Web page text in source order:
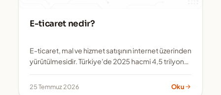
E-ticaret nedir?
E-ticaret, mal ve hizmet satışının internet üzerinden
yürütülmesidir. Türkiye'de 2025 hacmi 4,5 trilyon
25 Temmuz 2026 Oku